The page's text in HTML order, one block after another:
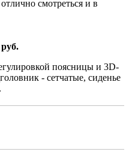
смотреться и в
поясницы и 3D-
- сетчатые, сиденье